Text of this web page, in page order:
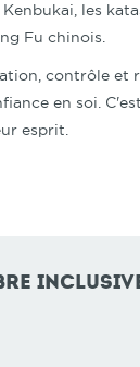
les
Fu chinois.
contrôle et
en soi.
esprit.